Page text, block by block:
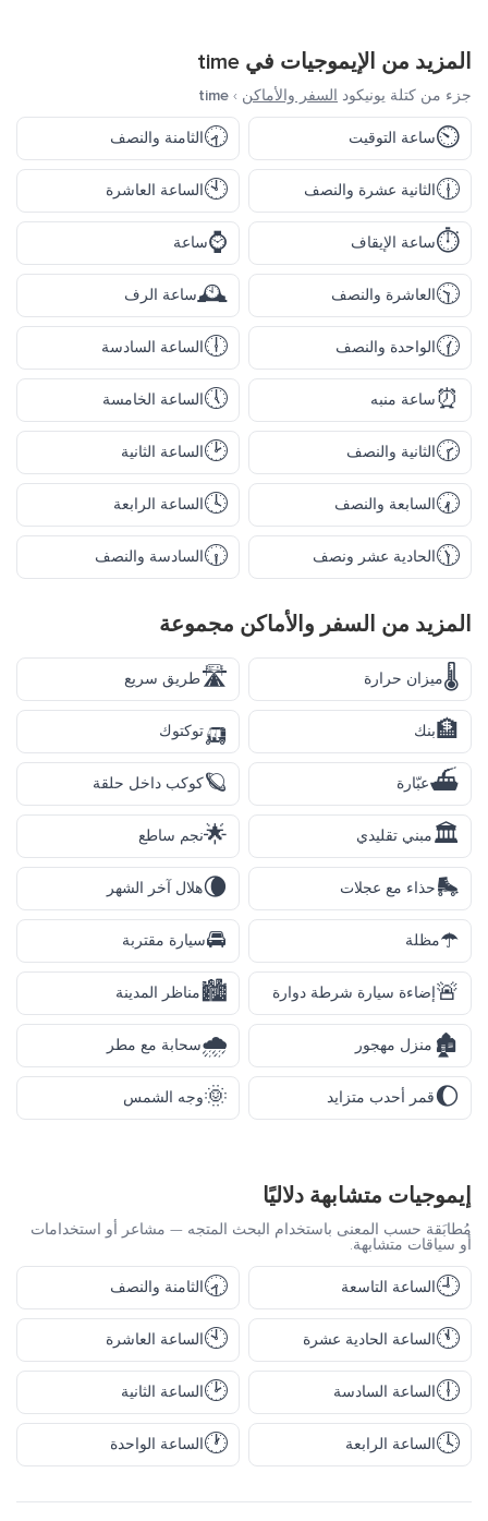
المزيد من الإيموجيات في time
جزء من كتلة يونيكود السفر والأماكن ›
time
⏲️ساعة التوقيت 🕣الثامنة والنصف
🕧الثانية عشرة والنصف 🕙الساعة العاشرة
⏱️ساعة الإيقاف ⌚ساعة
🕥العاشرة والنصف 🕰️ساعة الرف
🕜الواحدة والنصف 🕕الساعة السادسة
⏰ساعة منبه 🕔الساعة الخامسة
🕝الثانية والنصف 🕑الساعة الثانية
🕢السابعة والنصف 🕓الساعة الرابعة
🕦الحادية عشر ونصف 🕡السادسة والنصف
المزيد من السفر والأماكن مجموعة
🌡️ميزان حرارة 🛣️طريق سريع
🏦بنك 🛺توكتوك
⛴️عبّارة 🪐كوكب داخل حلقة
🏛️مبني تقليدي 🌟نجم ساطع
🛼حذاء مع عجلات 🌘هلال آخر الشهر
☂️مظلة 🚘سيارة مقتربة
🚨إضاءة سيارة شرطة دوارة 🏙️مناظر المدينة
🏚️ منزل مهجور 🌧️سحابة مع مطر
🌔قمر أحدب متزايد 🌞وجه الشمس
إيموجيات متشابهة دلاليًا
مُطابَقة حسب المعنى باستخدام البحث المتجه — مشاعر أو استخدامات
أو سياقات متشابهة.
🕘الساعة التاسعة 🕣الثامنة والنصف
🕚الساعة الحادية عشرة 🕙الساعة العاشرة
🕕الساعة السادسة 🕑الساعة الثانية
🕓الساعة الرابعة 🕐الساعة الواحدة